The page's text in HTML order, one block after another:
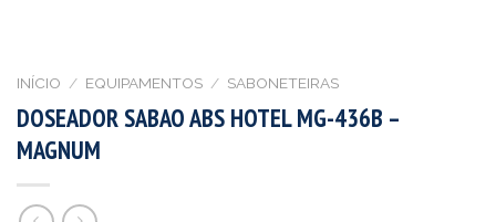
INÍCIO / EQUIPAMENTOS / SABONETEIRAS
DOSEADOR SABAO ABS HOTEL MG-436B –
MAGNUM